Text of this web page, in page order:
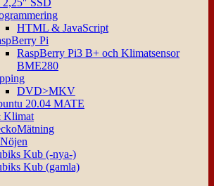
SSD
HTML & JavaScript
Pi
RaspBerry Pi3 B+ och Klimatsensor
BME280
DVD>MKV
20.04 MATE
Klimat
Kub (-nya-)
Kub (gamla)